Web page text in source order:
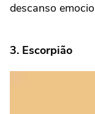
descanso
3. Escorpião